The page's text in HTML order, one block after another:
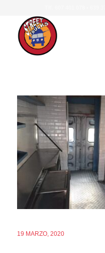
19 MARZO, 2020